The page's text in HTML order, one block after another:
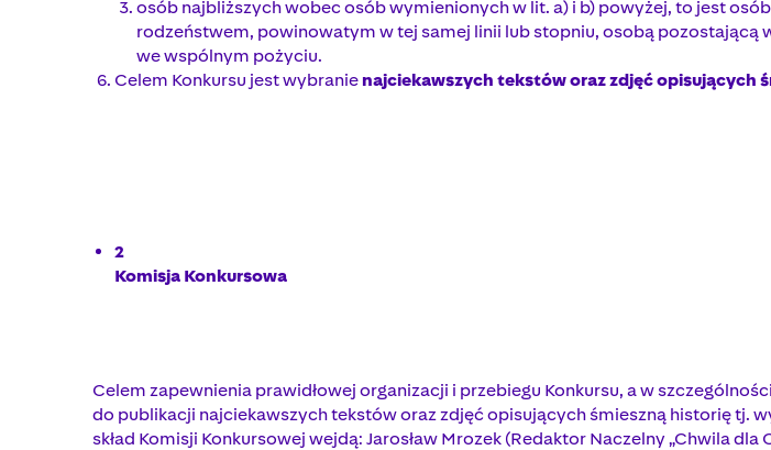
osób najbliższych wobec osób wymienionych w lit. a) i b) powyżej, to jest
rodzeństwem, powinowatym w tej samej linii lub stopniu, osobą pozostającą
we wspólnym pożyciu.
Celem Konkursu jest wybranienajciekawszych tekstów oraz zdjęć opisujących
2
Komisja Konkursowa
Celem zapewnienia prawidłowej organizacji i przebiegu Konkursu, a w
do publikacji najciekawszych tekstów oraz zdjęć opisujących śmieszną historię tj.
skład Komisji Konkursowej wejdą: Jarosław Mrozek (Redaktor Naczelny „Chwila